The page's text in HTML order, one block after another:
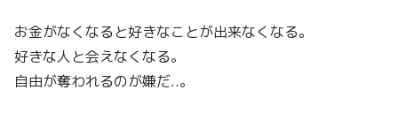
お金がなくなると好きなことが出来なくなる。
好きな人と会えなくなる。
自由が奪われるのが嫌だ..。